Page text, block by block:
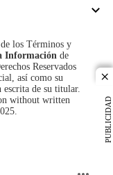
PUBLICIDAD
los Términos y
Información de
Reservados
así como su
de su titular.
without written